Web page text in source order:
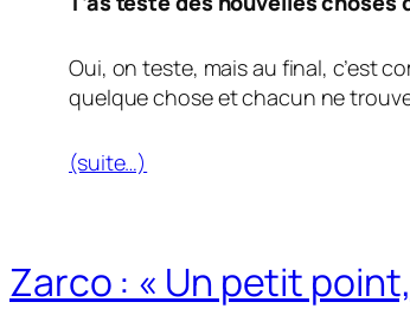
Oui, on teste, mais au final, c’est
quelque chose et chacun ne
(suite…)
Zarco : « Un petit